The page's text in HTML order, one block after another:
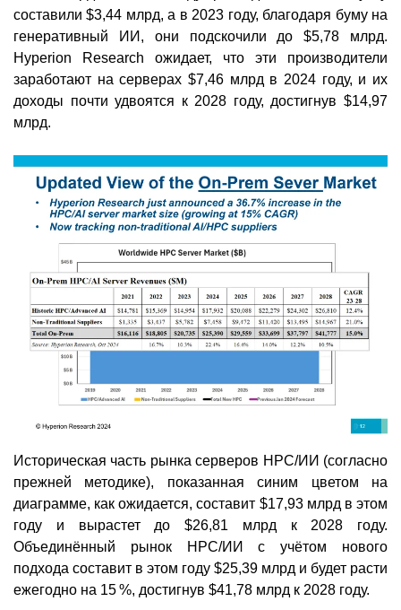
составили $3,44 млрд, а в 2023 году, благодаря буму на
генеративный ИИ, они подскочили до $5,78 млрд.
Hyperion Research ожидает, что эти производители
заработают на серверах $7,46 млрд в 2024 году, и их
доходы почти удвоятся к 2028 году, достигнув $14,97
млрд.
Историческая часть рынка серверов HPC/ИИ (согласно
прежней методике), показанная синим цветом на
диаграмме, как ожидается, составит $17,93 млрд в этом
году и вырастет до $26,81 млрд к 2028 году.
Объединённый рынок HPC/ИИ с учётом нового
подхода составит в этом году $25,39 млрд и будет расти
ежегодно на 15 %, достигнув $41,78 млрд к 2028 году.